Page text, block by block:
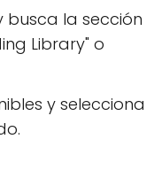
busca la sección
Library" o
y selecciona